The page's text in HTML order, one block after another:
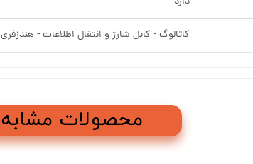
کاتالوگ - کابل شارژ و انتقال اطلاعات - هندزفری
محصولات مشابه